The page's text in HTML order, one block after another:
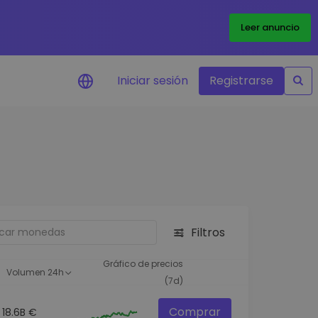
Leer anuncio
oportunidades de
inteligente para un
Iniciar sesión Registrarse
Filtros
Volumen 24h
Gráfico de precios
(7d)
18.6B € Comprar